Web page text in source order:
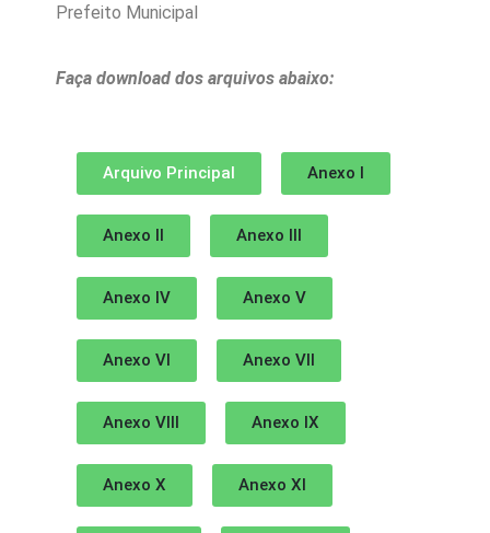
Prefeito Municipal
Faça download dos arquivos abaixo:
Arquivo Principal Anexo I
Anexo II Anexo III
Anexo IV Anexo V
Anexo VI Anexo VII
Anexo VIII Anexo IX
Anexo X Anexo XI